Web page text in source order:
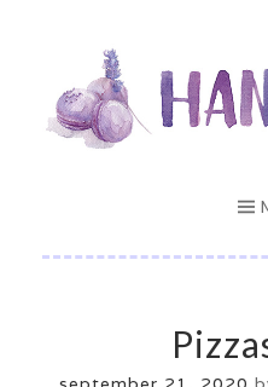
content
Opskrifter til hverdag og fest